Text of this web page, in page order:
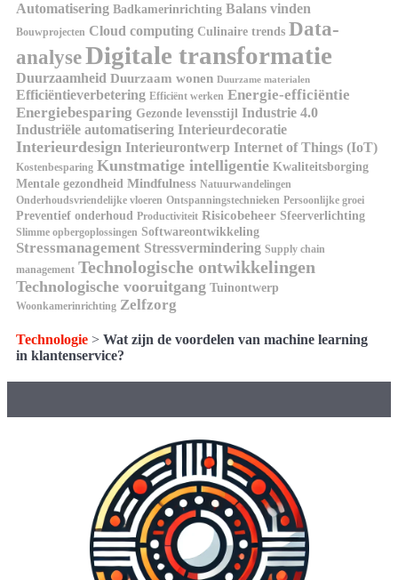
Automatisering Badkamerinrichting Balans vinden
Bouwprojecten Cloud computing Culinaire trends Data-
analyseDigitale transformatie
Duurzaamheid Duurzaam wonen Duurzame materialen
Efficiëntieverbetering Efficiënt werken Energie-efficiëntie
Energiebesparing Gezonde levensstijl Industrie 4.0
Industriële automatisering Interieurdecoratie
Interieurdesign Interieurontwerp Internet of Things (IoT)
Kostenbesparing Kunstmatige intelligentie Kwaliteitsborging
Mentale gezondheid Mindfulness Natuurwandelingen
Onderhoudsvriendelijke vloeren Ontspanningstechnieken Persoonlijke groei
Preventief onderhoud Productiviteit Risicobeheer Sfeerverlichting
Slimme opbergoplossingen Softwareontwikkeling
Stressmanagement Stressvermindering Supply chain
management Technologische ontwikkelingen
Technologische vooruitgang Tuinontwerp
Woonkamerinrichting Zelfzorg
Technologie > Wat zijn de voordelen van machine learning
in klantenservice?